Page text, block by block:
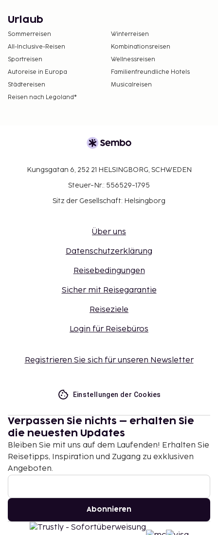
Urlaub
Sommerreisen
Winterreisen
All-Inclusive-Reisen
Kombinationsreisen
Sportreisen
Wellnessreisen
Autoreise in Europa
Familienfreundliche Hotels
Städtereisen
Musicalreisen
Reisen nach Legoland®
Kungsgatan 6, 252 21 HELSINGBORG, SCHWEDEN
Steuer-Nr.: 556529-1795
Sitz der Gesellschaft: Helsingborg
Über uns
Datenschutzerklärung
Reisebedingungen
Sicher mit Reisegarantie
Reiseziele
Login für Reisebüros
Registrieren Sie sich für unseren Newsletter
Einstellungen der Cookies
Verpassen Sie nichts – erhalten Sie
die neuesten Updates
Bleiben Sie mit uns auf dem Laufenden! Erhalten Sie
Reisetipps, Inspiration und Zugang zu exklusiven
Angeboten.
Abonnieren